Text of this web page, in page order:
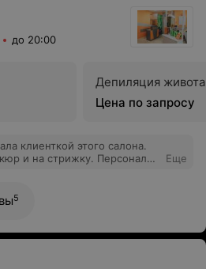
до 20:00
Депиляция живота
Цена по запросу
и на стрижку. Персонал
свою работу, настоящие
Видно, что дорог каждый
и вежливые. Однозначно
Еще
5